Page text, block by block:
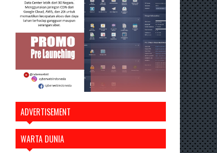
ADVERTISEMENT
WARTA DUNIA